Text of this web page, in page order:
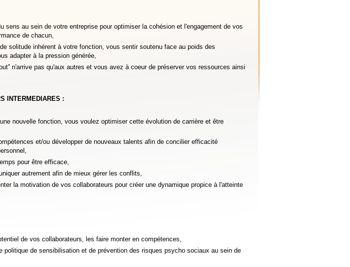
sens au sein de votre entreprise pour optimiser la cohésion et l'engagement de vos
de chacun,
solitude inhérent à votre fonction, vous sentir soutenu face au poids des
adapter à la pression générée,
n'arrive pas qu'aux autres et vous avez à coeur de préserver vos ressources ainsi
INTERMEDIARES :
nouvelle fonction, vous voulez optimiser cette évolution de carrière et être
et/ou développer de nouveaux talents afin de concilier efficacité
pour être efficace,
autrement afin de mieux gérer les conflits,
la motivation de vos collaborateurs pour créer une dynamique propice à l'atteinte
de vos collaborateurs, les faire monter en compétences,
politique de sensibilisation et de prévention des risques psycho sociaux au sein de